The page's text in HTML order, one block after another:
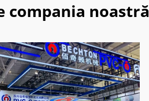
compania noastră